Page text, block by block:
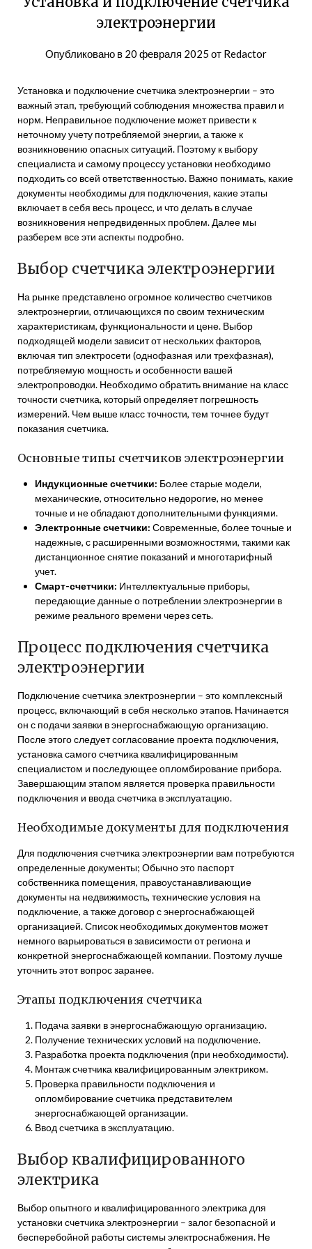
электроэнергии
Опубликовано в 20 февраля 2025 от Redactor
Установка и подключение счетчика электроэнергии – это
важный этап, требующий соблюдения множества правил и
норм. Неправильное подключение может привести к
неточному учету потребляемой энергии, а также к
возникновению опасных ситуаций. Поэтому к выбору
специалиста и самому процессу установки необходимо
подходить со всей ответственностью. Важно понимать, какие
документы необходимы для подключения, какие этапы
включает в себя весь процесс, и что делать в случае
возникновения непредвиденных проблем. Далее мы
разберем все эти аспекты подробно.
Выбор счетчика электроэнергии
На рынке представлено огромное количество счетчиков
электроэнергии, отличающихся по своим техническим
характеристикам, функциональности и цене. Выбор
подходящей модели зависит от нескольких факторов,
включая тип электросети (однофазная или трехфазная),
потребляемую мощность и особенности вашей
электропроводки. Необходимо обратить внимание на класс
точности счетчика, который определяет погрешность
измерений. Чем выше класс точности, тем точнее будут
показания счетчика.
Основные типы счетчиков электроэнергии
Индукционные счетчики: Более старые модели,
механические, относительно недорогие, но менее
точные и не обладают дополнительными функциями.
Электронные счетчики: Современные, более точные и
надежные, с расширенными возможностями, такими как
дистанционное снятие показаний и многотарифный
учет.
Смарт-счетчики: Интеллектуальные приборы,
передающие данные о потреблении электроэнергии в
режиме реального времени через сеть.
Процесс подключения счетчика
электроэнергии
Подключение счетчика электроэнергии – это комплексный
процесс, включающий в себя несколько этапов. Начинается
он с подачи заявки в энергоснабжающую организацию.
После этого следует согласование проекта подключения,
установка самого счетчика квалифицированным
специалистом и последующее опломбирование прибора.
Завершающим этапом является проверка правильности
подключения и ввода счетчика в эксплуатацию.
Необходимые документы для подключения
Для подключения счетчика электроэнергии вам потребуются
определенные документы; Обычно это паспорт
собственника помещения, правоустанавливающие
документы на недвижимость, технические условия на
подключение, а также договор с энергоснабжающей
организацией. Список необходимых документов может
немного варьироваться в зависимости от региона и
конкретной энергоснабжающей компании. Поэтому лучше
уточнить этот вопрос заранее.
Этапы подключения счетчика
Подача заявки в энергоснабжающую организацию.
Получение технических условий на подключение.
Разработка проекта подключения (при необходимости).
Монтаж счетчика квалифицированным электриком.
Проверка правильности подключения и
опломбирование счетчика представителем
энергоснабжающей организации.
Ввод счетчика в эксплуатацию.
Выбор квалифицированного
электрика
Выбор опытного и квалифицированного электрика для
установки счетчика электроэнергии – залог безопасной и
бесперебойной работы системы электроснабжения. Не